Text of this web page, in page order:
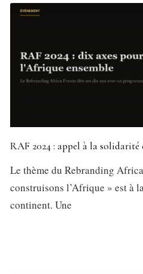
RAF 2024 : appel à la solidarité
Le thème du Rebranding
construisons l’Afrique » est à
continent. Une